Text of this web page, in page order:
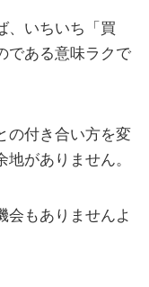
、いちいち「買
である意味ラクで
の付き合い方を変
がありません。
会もありませんよ